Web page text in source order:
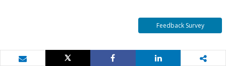
Feedback Survey